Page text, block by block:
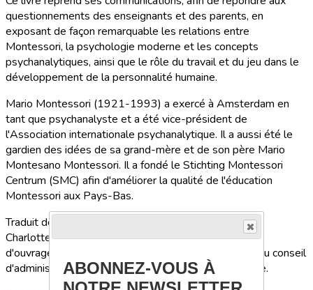
questionnements des enseignants et des parents, en
exposant de façon remarquable les relations entre
Montessori, la psychologie moderne et les concepts
psychanalytiques, ainsi que le rôle du travail et du jeu dans le
développement de la personnalité humaine.
Mario Montessori (1921-1993) a exercé à Amsterdam en
tant que psychanalyste et a été vice-président de
l'Association internationale psychanalytique. Il a aussi été le
gardien des idées de sa grand-mère et de son père Mario
Montesano Montessori. Il a fondé le Stichting Montessori
Centrum (SMC) afin d'améliorer la qualité de l'éducation
Montessori aux Pays-Bas.
Traduit de l'anglais par Catherine Barret et adapté par
Charlotte Poussin, éducatrice Montessori AMI, auteur
d'ouvrages de référence sur Montessori et membre du conseil
d'administration de l'association Montessori de France.
ABONNEZ-VOUS À